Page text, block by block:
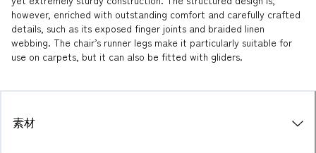
however, enriched with outstanding comfort and carefully crafted
details, such as its exposed finger joints and braided linen
webbing. The chair’s runner legs make it particularly suitable for
use on carpets, but it can also be fitted with gliders.
素材